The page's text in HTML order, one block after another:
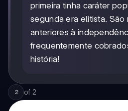
primeira tinha caráter
segunda era elitista. São
anteriores à
frequentemente
história!
2 of 2